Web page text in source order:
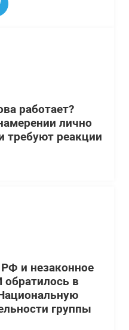
работает?
лично
требуют реакции
и незаконное
в
группы